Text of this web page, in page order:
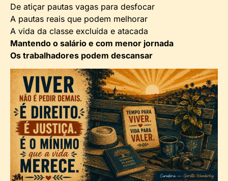
De atiçar pautas vagas para desfocar
A pautas reais que podem melhorar
A vida da classe excluída e atacada
Mantendo o salário e com menor jornada
Os trabalhadores podem descansar